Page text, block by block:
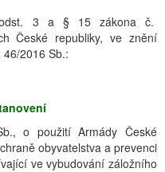
3 a § 15 zákona č.
České republiky, ve znění
2016 Sb.:
o použití Armády České
obyvatelstva a prevenci
ve vybudování záložního